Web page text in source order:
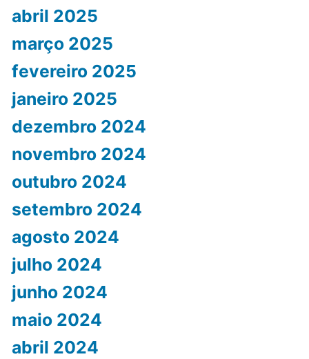
abril 2025
março 2025
fevereiro 2025
janeiro 2025
dezembro 2024
novembro 2024
outubro 2024
setembro 2024
agosto 2024
julho 2024
junho 2024
maio 2024
abril 2024